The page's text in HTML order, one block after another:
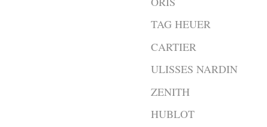
TAG HEUER
CARTIER
ULISSES NARDIN
ZENITH
HUBLOT